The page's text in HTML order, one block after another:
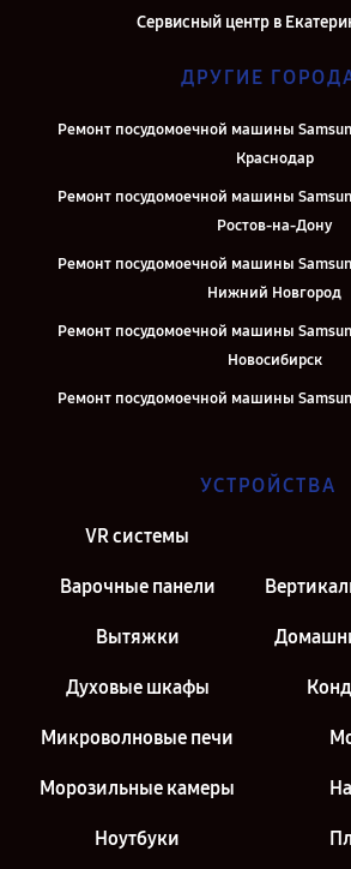
Сервисный центр в
ДРУГИЕ
Ремонт посудомоечной машины
Краснодар
Ремонт посудомоечной машины
Ростов-на-Дону
Ремонт посудомоечной машины
Нижний Новгород
Ремонт посудомоечной машины
Новосибирск
Ремонт посудомоечной машины
Казань
Ремонт посудомоечной машины
Ремонт посудомоечной машины Samsung
Петербург
УСТРОЙСТВА
VR системы
Варочные панели
Вытяжки
Духовые шкафы
Микроволновые печи
Морозильные камеры
Ноутбуки